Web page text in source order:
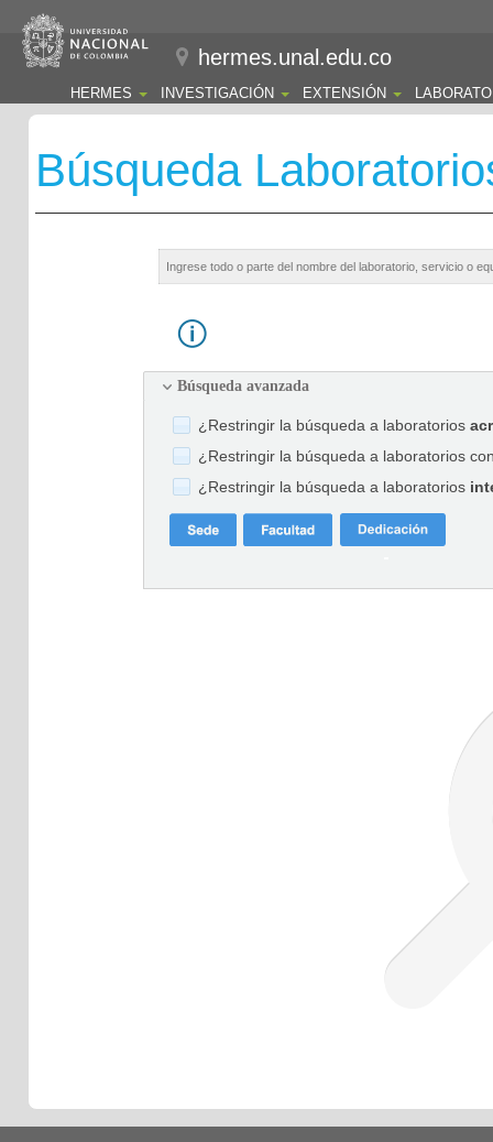
hermes.unal.edu.co
HERMES INVESTIGACIÓN EXTENSIÓN
Búsqueda
Búsqueda avanzada
¿Restringir la búsqueda a laboratorios
¿Restringir la búsqueda a laboratorios
¿Restringir la búsqueda a laboratorios